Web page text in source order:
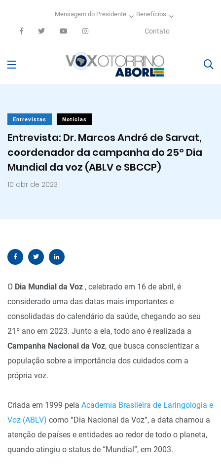
Mensagem do Presidente Benefícios
Contato
Entrevistas Notícias
Entrevista: Dr. Marcos André de Sarvat,
coordenador da campanha do 25º Dia
Mundial da voz (ABLV e SBCCP)
10 abr de 2023
O Dia Mundial da Voz , celebrado em 16 de abril, é
considerado uma das datas mais importantes e
consolidadas do calendário da saúde, chegando ao seu
21º ano em 2023. Junto a ela, todo ano é realizada a
Campanha Nacional da Voz, que busca conscientizar a
população sobre a importância dos cuidados com a
própria voz.
Criada em 1999 pela Academia Brasileira de Laringologia e
Voz (ABLV) como “Dia Nacional da Voz”, a data chamou a
atenção de países e entidades ao redor de todo o planeta,
quando atingiu o status de “Mundial”, em 2003.